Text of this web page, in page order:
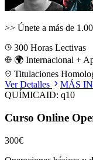
>> Únete a más de
300 Horas Lectivas
🌍 Internacional +
Titulaciones
Ver Detalles
MÁS
QUÍMICAID: q10
Curso Online
300€